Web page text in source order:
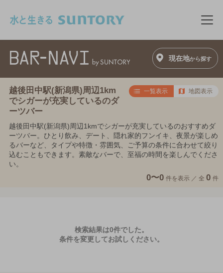
メ
現在地から探す
越後田中駅(新潟県)周辺1km
でシガーが充実しているのダ
ーツバー
一覧表示 地図表示
越後田中駅(新潟県)周辺1kmでシガーが充実しているのおすすめダ
ーツバー。ひとり飲み、デート、隠れ家的フンイキ、夜景が楽しめ
るバーなど、タイプや特徴・雰囲気、ご予算の条件に合わせて絞り
込むこともできます。素敵なバーで、至福の時間を楽しんでくださ
い。
0〜0 件を表示 ／ 全 0 件
検索結果は0件でした。
条件を変更してお試しください。